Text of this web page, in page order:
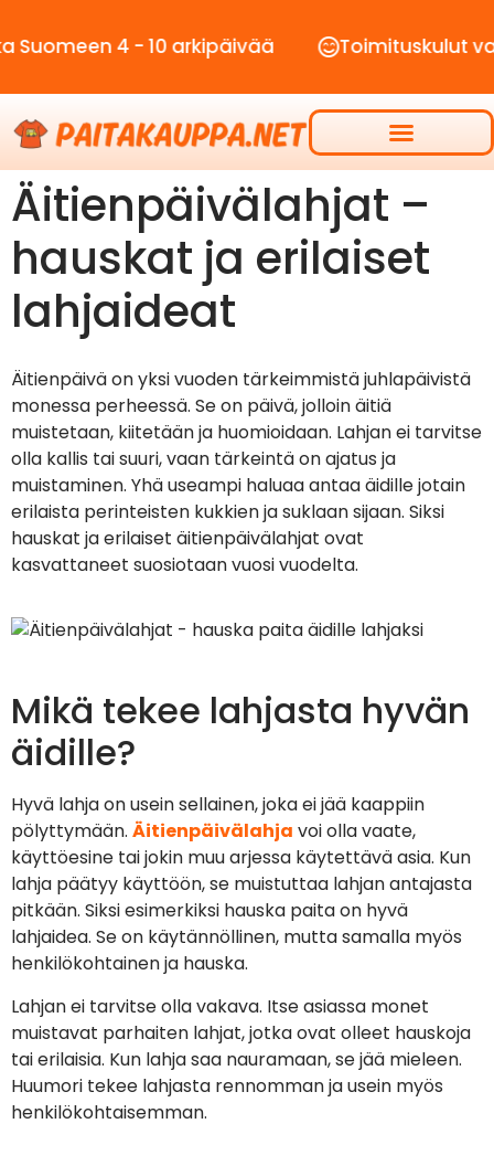
4 - 10 arkipäivää Toimituskulut vain
Äitienpäivälahjat –
hauskat ja erilaiset
lahjaideat
Äitienpäivä on yksi vuoden tärkeimmistä juhlapäivistä
monessa perheessä. Se on päivä, jolloin äitiä
muistetaan, kiitetään ja huomioidaan. Lahjan ei tarvitse
olla kallis tai suuri, vaan tärkeintä on ajatus ja
muistaminen. Yhä useampi haluaa antaa äidille jotain
erilaista perinteisten kukkien ja suklaan sijaan. Siksi
hauskat ja erilaiset äitienpäivälahjat ovat
kasvattaneet suosiotaan vuosi vuodelta.
Mikä tekee lahjasta hyvän
äidille?
Hyvä lahja on usein sellainen, joka ei jää kaappiin
pölyttymään. Äitienpäivälahja voi olla vaate,
käyttöesine tai jokin muu arjessa käytettävä asia. Kun
lahja päätyy käyttöön, se muistuttaa lahjan antajasta
pitkään. Siksi esimerkiksi hauska paita on hyvä
lahjaidea. Se on käytännöllinen, mutta samalla myös
henkilökohtainen ja hauska.
Lahjan ei tarvitse olla vakava. Itse asiassa monet
muistavat parhaiten lahjat, jotka ovat olleet hauskoja
tai erilaisia. Kun lahja saa nauramaan, se jää mieleen.
Huumori tekee lahjasta rennomman ja usein myös
henkilökohtaisemman.